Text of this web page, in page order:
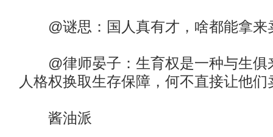
@谜思：国人真有才，啥都能拿来
@律师晏子：生育权是一种与生俱
人格权换取生存保障，何不直接让他们
酱油派